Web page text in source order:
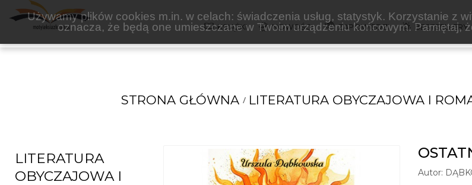
NOWOCZESNE
Używamy plików cookies m.in. w celach: świadczenia usług, statystyk. Korzystanie z
oznacza, że będą one umieszczane w Twoim urządzeniu końcowym. Pamiętaj,
KSIĄŻKI NOWOŚCI ZAPOWIEDZI BESTSELLERY
STRONA GŁÓWNA LITERATURA OBYCZAJOWA I
LITERATURA
OBYCZAJOWA I
Autor: